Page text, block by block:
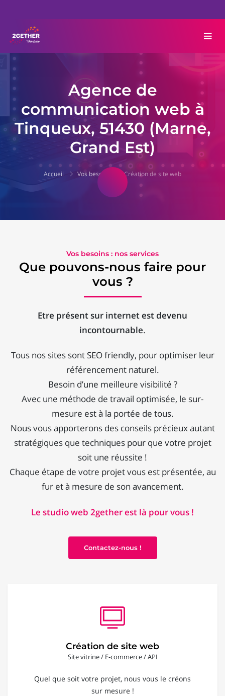
Agence de
communication web à
Tinqueux, 51430 (Marne,
Grand Est)
Accueil Vos besoins Création de site web
Vos besoins : nos services
Que pouvons-nous faire pour
vous ?
Etre présent sur internet est devenu
incontournable.
Tous nos sites sont SEO friendly, pour optimiser leur
référencement naturel.
Besoin d’une meilleure visibilité ?
Avec une méthode de travail optimisée, le sur-
mesure est à la portée de tous.
Nous vous apporterons des conseils précieux autant
stratégiques que techniques pour que votre projet
soit une réussite !
Chaque étape de votre projet vous est présentée, au
fur et à mesure de son avancement.
Le studio web 2gether est là pour vous !
Contactez-nous !
Création de site web
Site vitrine / E-commerce / API
Quel que soit votre projet, nous vous le créons
sur mesure !